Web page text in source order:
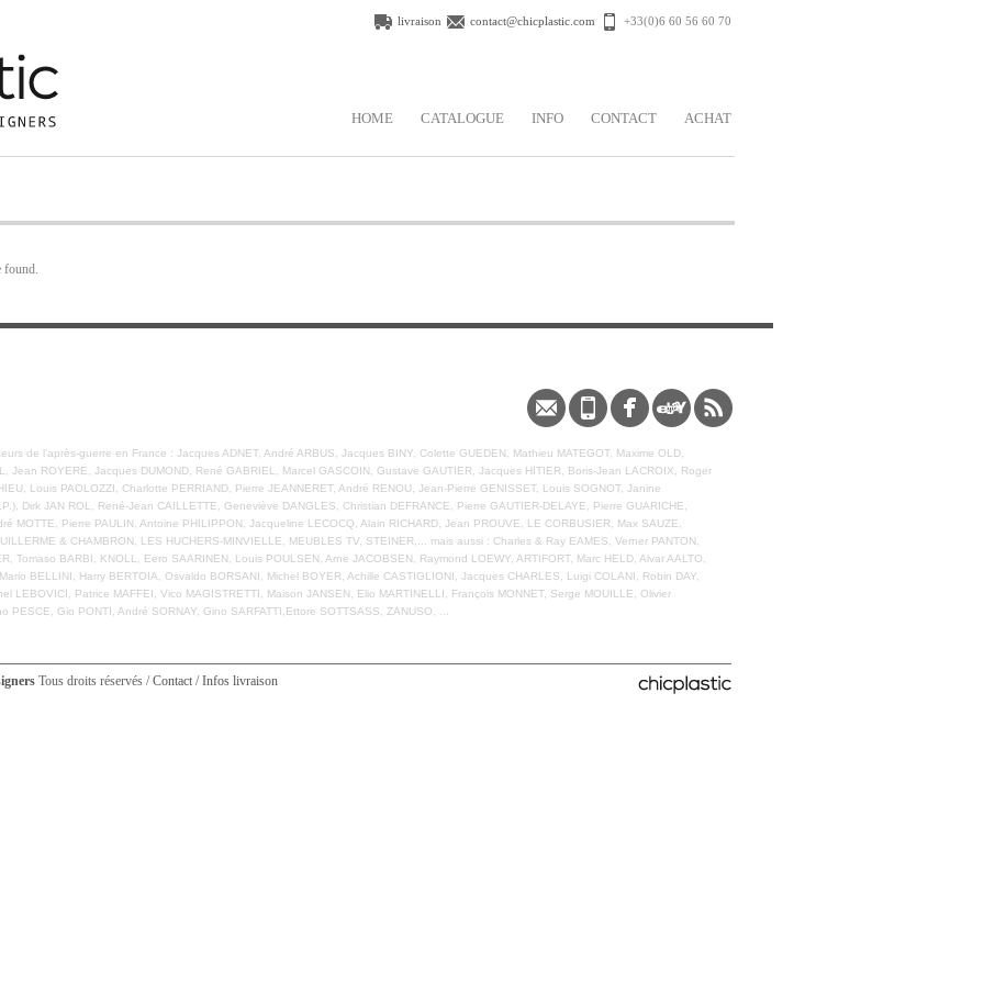
livraison contact@chicplastic.com +33(0)6 60 56 60 70
HOME CATALOGUE INFO CONTACT ACHAT
de l’après-guerre en France : Jacques ADNET, André ARBUS, Jacques BINY, Colette GUEDEN, Mathieu MATEGOT, Maxime OLD,
Jean ROYERE, Jacques DUMOND, René GABRIEL, Marcel GASCOIN, Gustave GAUTIER, Jacques HITIER, Boris-Jean LACROIX, Roger
Louis PAOLOZZI, Charlotte PERRIAND, Pierre JEANNERET, André RENOU, Jean-Pierre GENISSET, Louis SOGNOT, Janine
Dirk JAN ROL, René-Jean CAILLETTE, Geneviève DANGLES, Christian DEFRANCE, Pierre GAUTIER-DELAYE, Pierre GUARICHE,
MOTTE, Pierre PAULIN, Antoine PHILIPPON, Jacqueline LECOCQ, Alain RICHARD, Jean PROUVE, LE CORBUSIER, Max SAUZE,
& CHAMBRON, LES HUCHERS-MINVIELLE, MEUBLES TV, STEINER,... mais aussi : Charles & Ray EAMES, Verner PANTON,
Tomaso BARBI, KNOLL, Eero SAARINEN, Louis POULSEN, Arne JACOBSEN, Raymond LOEWY, ARTIFORT, Marc HELD, Alvar AALTO,
BELLINI, Harry BERTOIA, Osvaldo BORSANI, Michel BOYER, Achille CASTIGLIONI, Jacques CHARLES, Luigi COLANI, Robin DAY,
LEBOVICI, Patrice MAFFEI, Vico MAGISTRETTI, Maison JANSEN, Elio MARTINELLI, François MONNET, Serge MOUILLE, Olivier
PESCE, Gio PONTI, André SORNAY, Gino SARFATTI,Ettore SOTTSASS, ZANUSO, ...
Tous droits réservés /Contact /Infos livraison